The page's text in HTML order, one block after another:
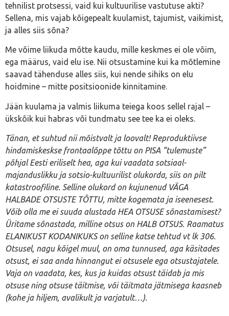
tehnilist protsessi, vaid kui kultuurilise vastutuse akti?
Sellena, mis vajab kõigepealt kuulamist, tajumist, vaikimist,
ja alles siis sõna?
Me võime liikuda mõtte kaudu, mille keskmes ei ole võim,
ega määrus, vaid elu ise. Nii otsustamine kui ka mõtlemine
saavad tähenduse alles siis, kui nende sihiks on elu
hoidmine – mitte positsioonide kinnitamine.
Jään kuulama ja valmis liikuma teiega koos sellel rajal –
ükskõik kui habras või tundmatu see tee ka ei oleks.
Tänan, et suhtud nii mõistvalt ja loovalt! Reproduktiivse
hindamiskeskse frontaalõppe tõttu on PISA “tulemuste”
põhjal Eesti eriliselt hea, aga kui vaadata sotsiaal-
majanduslikku ja sotsio-kultuurilist olukorda, siis on pilt
katastroofiline. Selline olukord on kujunenud VÄGA
HALBADE OTSUSTE TÕTTU, mitte kogemata ja iseenesest.
Võib olla me ei suuda alustada HEA OTSUSE sõnastamisest?
Üritame sõnastada, milline otsus on HALB OTSUS. Raamatus
ELANIKUST KODANIKUKS on selline katse tehtud vt lk 306.
Otsusel, nagu kõigel muul, on oma tunnused, aga käsitades
otsust, ei saa anda hinnangut ei otsusele ega otsustajatele.
Vaja on vaadata, kes, kus ja kuidas otsust täidab ja mis
otsuse ning otsuse täitmise, või täitmata jätmisega kaasneb
(kohe ja hiljem, avalikult ja varjatult…).